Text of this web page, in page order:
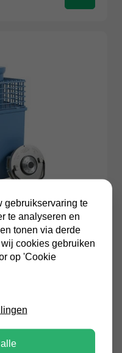
vloerkluis
gebruikservaring te
te analyseren en
tonen via derde
cookies gebruiken
op 'Cookie